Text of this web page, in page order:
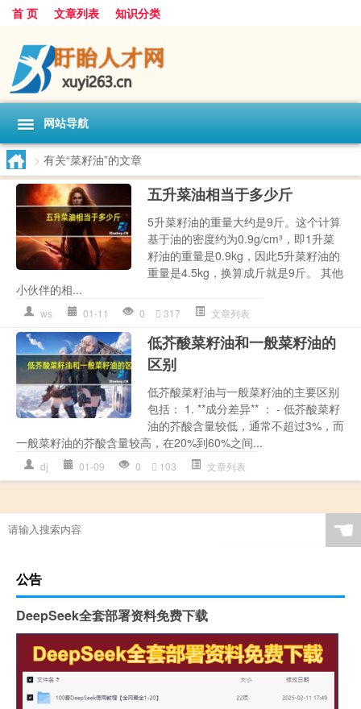
首 页 文章列表 知识分类
网站导航
> 有关“菜籽油”的文章
五升菜油相当于多少斤
5升菜籽油的重量大约是9斤。这个计算
基于油的密度约为0.9g/cm³，即1升菜
籽油的重量是0.9kg，因此5升菜籽油的
重量是4.5kg，换算成斤就是9斤。 其他
小伙伴的相...
ws 01-11 0 317 文章列表
低芥酸菜籽油和一般菜籽油的
区别
低芥酸菜籽油与一般菜籽油的主要区别
包括： 1. **成分差异** ： - 低芥酸菜籽
油的芥酸含量较低，通常不超过3%，而
一般菜籽油的芥酸含量较高，在20%到60%之间...
dj 01-09 0 103 文章列表
☚
公告
DeepSeek全套部署资料免费下载